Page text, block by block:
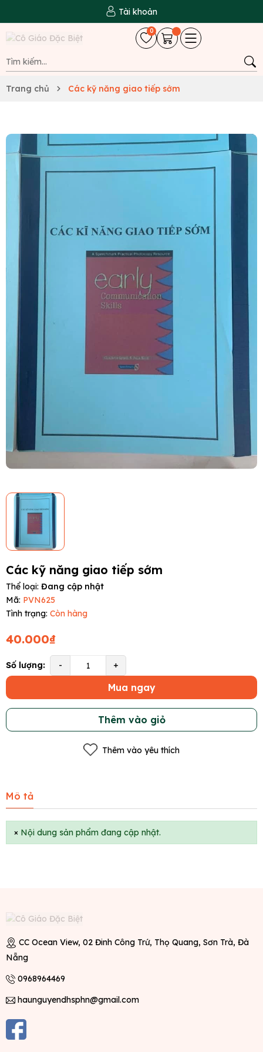
Tài khoản
0
Trang chủ Các kỹ năng giao tiếp sớm
Các kỹ năng giao tiếp sớm
Thể loại: Đang cập nhật
Mã: PVN625
Tình trạng: Còn hàng
40.000₫
Số lượng: - +
Mua ngay
Thêm vào giỏ
Thêm vào yêu thích
Mô tả
× Nội dung sản phẩm đang cập nhật.
CC Ocean View, 02 Đinh Công Trứ, Thọ Quang, Sơn Trà, Đà
Nẵng
0968964469
haunguyendhsphn@gmail.com